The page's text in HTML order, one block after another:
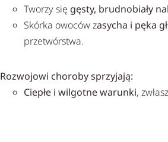
Tworzy się gęsty, brudnobiały
Skórka owoców zasycha i pęka
przetwórstwa.
Rozwojowi choroby sprzyjają:
Ciepłe i wilgotne warunki,